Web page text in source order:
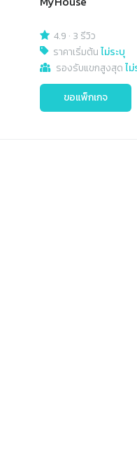
4.9 · 3 รีวิว
ราคาเริ่มต้นไม่ระบุ
รองรับแขกสูงสุดไ
ขอแพ็กเกจ